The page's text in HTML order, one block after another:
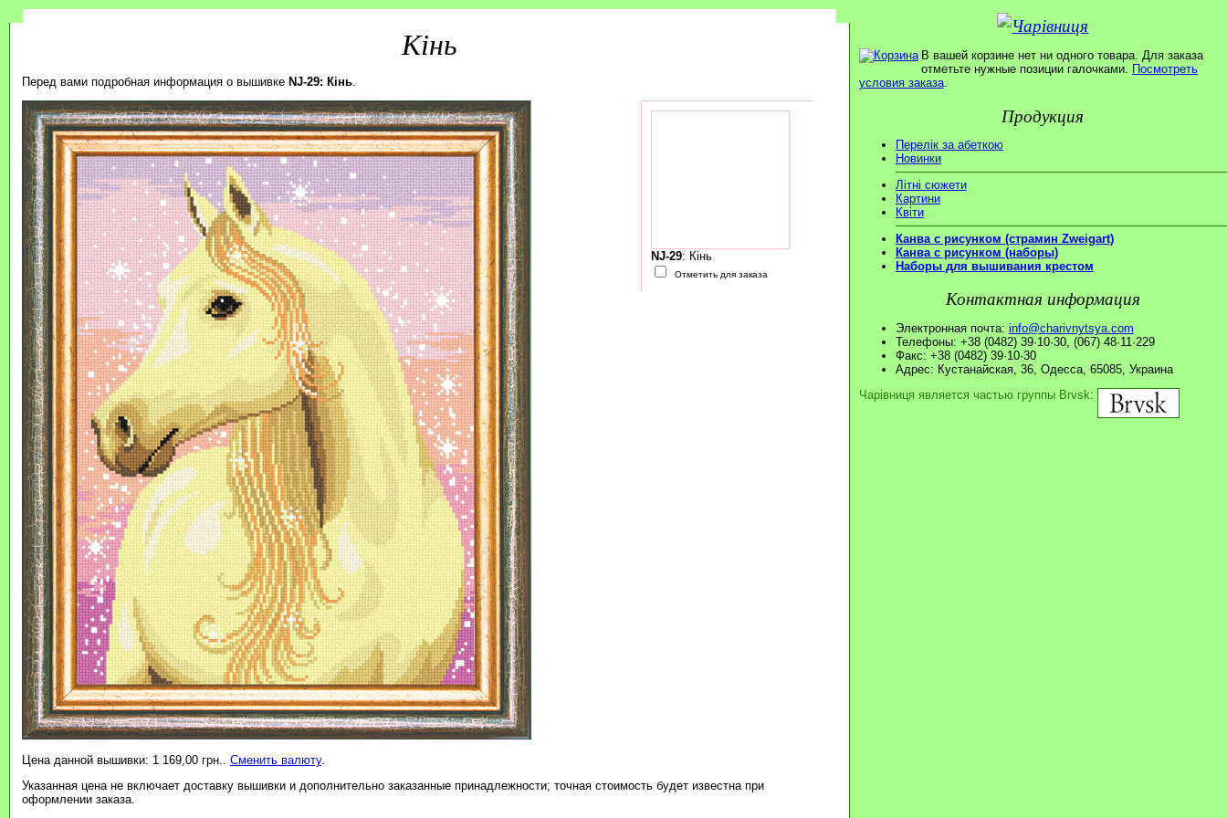
Кінь
Перед вами подробная информация о вышивке NJ-29: Кінь.
NJ-29: Кінь
Отметить для заказа
Цена данной вышивки: 1 169,00 грн.. Сменить валюту.
Указанная цена не включает доставку вышивки и дополнительно заказанные принадлежности; точная стоимость будет известна при
оформлении заказа.
В вашей корзине нет ни одного товара. Для заказа
отметьте нужные позиции галочками. Посмотреть
условия заказа.
Продукция
Перелік за абеткою
Новинки
Літні сюжети
Картини
Квіти
Канва с рисунком (страмин Zweigart)
Канва с рисунком (наборы)
Наборы для вышивания крестом
Контактная информация
Электронная почта: info@charivnytsya.com
Телефоны: +38 (0482) 39·10·30, (067) 48·11·229
Факс: +38 (0482) 39·10·30
Адрес: Кустанайская, 36, Одесса, 65085, Украина
Чарівниця является частью группы Brvsk: